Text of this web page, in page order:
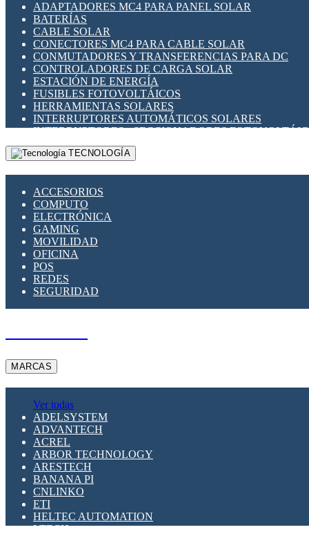
ADAPTADORES MC4 PARA PANEL SOLAR
BATERÍAS
CABLE SOLAR
CONECTORES MC4 PARA CABLE SOLAR
CONMUTADORES Y TRANSFERENCIAS PARA DC
CONTROLADORES DE CARGA SOLAR
ESTACIÓN DE ENERGÍA
FUSIBLES FOTOVOLTÁICOS
HERRAMIENTAS SOLARES
INTERRUPTORES AUTOMÁTICOS SOLARES
INTERRUPTORES - SECCIONADORES
MONTAJE PANEL SOLAR
PORTA FUSIBLES Y SECCIONADORES
TECNOLOGÍA
ACCESORIOS
COMPUTO
ELECTRÓNICA
GAMING
MOVILIDAD
OFICINA
POS
REDES
SEGURIDAD
MARCAS
Ver todas
ADELSYSTEM
ADVANTECH
ACREL
ARBOR TECHNOLOGY
ARESTECH
BANANA PI
CNLINKO
ETI
HELTEC AUTOMATION
LTECH